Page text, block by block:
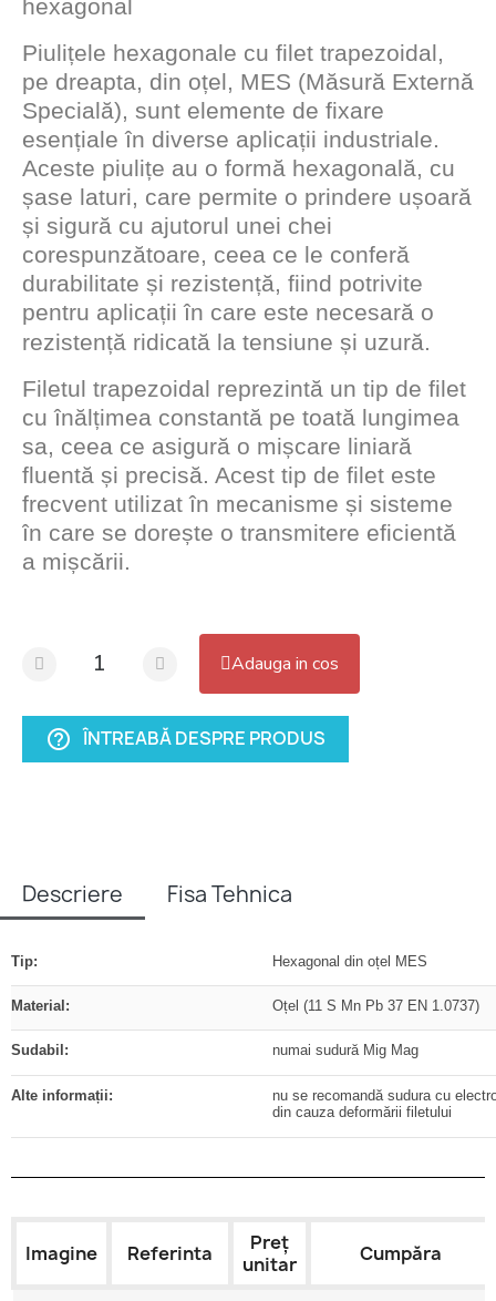
hexagonal
Piulițele hexagonale cu filet trapezoidal,
pe dreapta, din oțel, MES (Măsură Externă
Specială), sunt elemente de fixare
esențiale în diverse aplicații industriale.
Aceste piulițe au o formă hexagonală, cu
șase laturi, care permite o prindere ușoară
și sigură cu ajutorul unei chei
corespunzătoare, ceea ce le conferă
durabilitate și rezistență, fiind potrivite
pentru aplicații în care este necesară o
rezistență ridicată la tensiune și uzură.
Filetul trapezoidal reprezintă un tip de filet
cu înălțimea constantă pe toată lungimea
sa, ceea ce asigură o mișcare liniară
fluentă și precisă. Acest tip de filet este
frecvent utilizat în mecanisme și sisteme
în care se dorește o transmitere eficientă
a mișcării.
Adauga in cos
help_outline ÎNTREABĂ DESPRE PRODUS
Descriere Fisa Tehnica
Tip: Hexagonal din oțel MES
Material: Oțel (11 S Mn Pb 37 EN 1.0737)
Sudabil: numai sudură Mig Mag
Alte informații:
nu se recomandă sudura cu
din cauza deformării filetului
Imagine Referinta
Preț
unitar
Cumpăra